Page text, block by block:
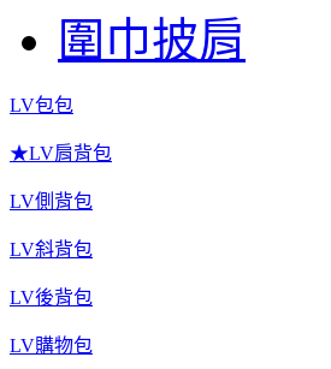
圍巾披肩
LV包包
★LV肩背包
LV側背包
LV斜背包
LV後背包
LV購物包